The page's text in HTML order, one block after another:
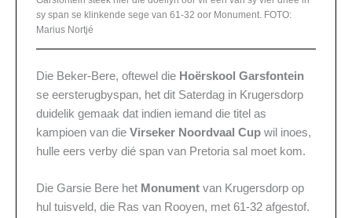
sy span se klinkende sege van 61-32 oor Monument. FOTO:
Marius Nortjé
Die Beker-Bere, oftewel die Hoërskool Garsfontein
se eersterugbyspan, het dit Saterdag in Krugersdorp
duidelik gemaak dat indien iemand die titel as
kampioen van die Virseker Noordvaal Cup wil inoes,
hulle eers verby dié span van Pretoria sal moet kom.
Die Garsie Bere het Monument van Krugersdorp op
hul tuisveld, die Ras van Rooyen, met 61-32 afgestof.